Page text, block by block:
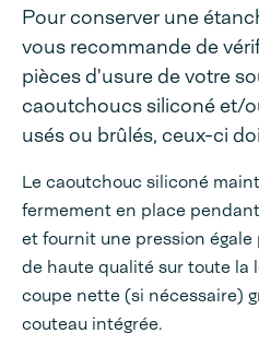
Pour conserver une
vous recommande de
pièces d'usure de votre
caoutchoucs siliconé et/
usés ou brûlés, ceux-ci
Le caoutchouc siliconé
fermement en place
et fournit une pression
de haute qualité sur toute la
coupe nette (si nécessaire)
couteau intégrée.